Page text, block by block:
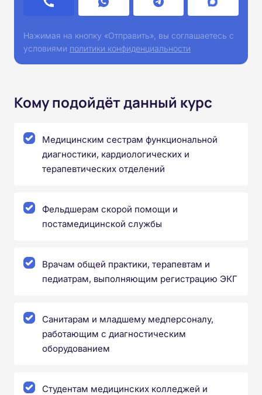
Нажимая на кнопку «Отправить», вы соглашаетесь с
условиями политики конфиденциальности
Кому подойдёт данный курс
Медицинским сестрам функциональной
диагностики, кардиологических и
терапевтических отделений
Фельдшерам скорой помощи и
постамедицинской службы
Врачам общей практики, терапевтам и
педиатрам, выполняющим регистрацию ЭКГ
Санитарам и младшему медперсоналу,
работающим с диагностическим
оборудованием
Студентам медицинских колледжей и